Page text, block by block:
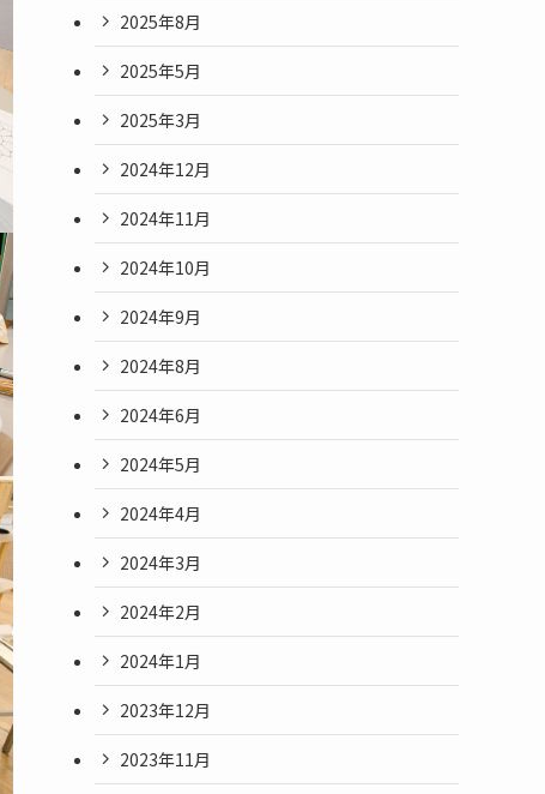
2025年8月
2025年5月
2025年3月
2024年12月
2024年11月
2024年10月
2024年9月
2024年8月
2024年6月
2024年5月
2024年4月
2024年3月
2024年2月
2024年1月
2023年12月
2023年11月